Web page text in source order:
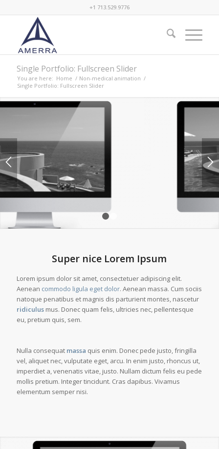
+1 713.529.9776
Single Portfolio: Fullscreen Slider
You are here: Home / Non-medical animation /
Single Portfolio: Fullscreen Slider
Super nice Lorem Ipsum
Lorem ipsum dolor sit amet, consectetuer adipiscing elit.
Aenean commodo ligula eget dolor. Aenean massa. Cum sociis
natoque penatibus et magnis dis parturient montes, nascetur
ridiculusmus. Donec quam felis, ultricies nec, pellentesque
eu, pretium quis, sem.
Nulla consequat massa quis enim. Donec pede justo, fringilla
vel, aliquet nec, vulputate eget, arcu. In enim justo, rhoncus ut,
imperdiet a, venenatis vitae, justo. Nullam dictum felis eu pede
mollis pretium. Integer tincidunt. Cras dapibus. Vivamus
elementum semper nisi.